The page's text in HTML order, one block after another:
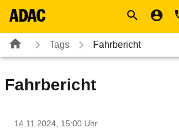
Tags Fahrbericht
Fahrbericht
14.11.2024, 15:00 Uhr